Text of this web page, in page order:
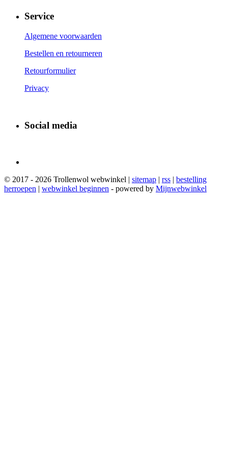
Service
Algemene voorwaarden
Bestellen en retourneren
Retourformulier
Privacy
Social media
© 2017 - 2026 Trollenwol webwinkel | sitemap | rss | bestelling
herroepen | webwinkel beginnen - powered by Mijnwebwinkel